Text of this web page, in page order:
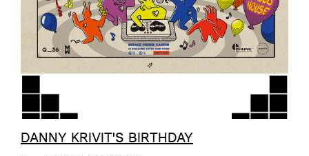
DANNY KRIVIT'S BIRTHDAY